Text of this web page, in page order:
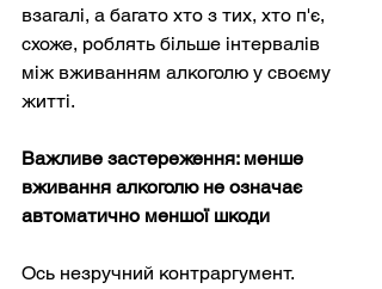
взагалі, а багато хто з тих, хто п'є,
схоже, роблять більше інтервалів
між вживанням алкоголю у своєму
житті.
Важливе застереження: менше
вживання алкоголю не означає
автоматично меншої шкоди
Ось незручний контраргумент.